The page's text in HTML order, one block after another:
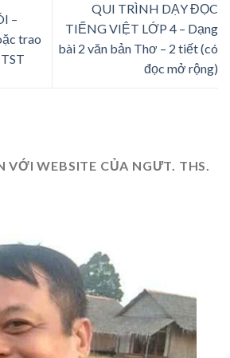
–
trao
QUI TRÌNH DẠY ĐỌC
TIẾNG VIỆT LỚP 4 – Dạng
bài 2 văn bản Thơ – 2 tiết (có
đọc mở rộng)
WEBSITE CỦA NGƯT. THS.